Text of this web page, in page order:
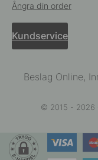
Ångra din order
Kundservice
Beslag Online,
© 2015 - 2026